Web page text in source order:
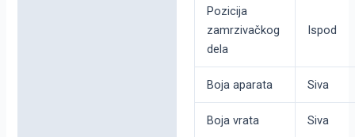
Pozicija
zamrzivačkog
dela
Ispod
Boja aparata Siva
Boja vrata Siva